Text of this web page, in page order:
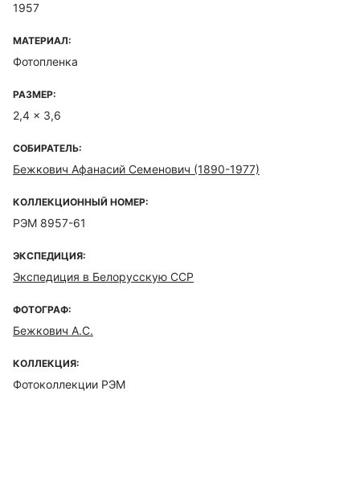
1957
МАТЕРИАЛ:
Фотопленка
РАЗМЕР:
2,4 x 3,6
СОБИРАТЕЛЬ:
Бежкович Афанасий Семенович (1890-1977)
КОЛЛЕКЦИОННЫЙ НОМЕР:
РЭМ 8957-61
ЭКСПЕДИЦИЯ:
Экспедиция в Белорусскую ССР
ФОТОГРАФ:
Бежкович А.С.
КОЛЛЕКЦИЯ:
Фотоколлекции РЭМ